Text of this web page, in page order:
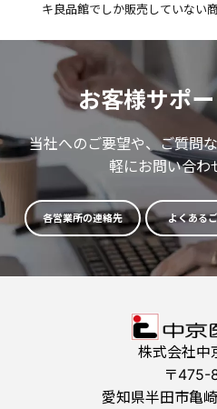
キ良品館でしか販売していない
お客様サポ
当社へのご要望や、ご質問
軽にお問い合わ
各営業所の連絡先 よくある
株式会社中
〒475-
愛知県半田市亀